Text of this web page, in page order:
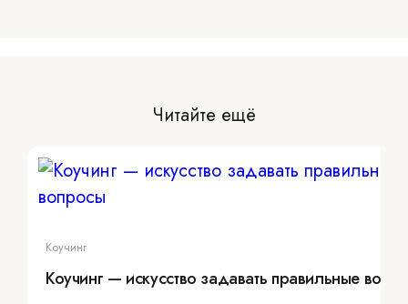
Читайте ещё
Коучинг
Коучинг — искусство задавать правильные